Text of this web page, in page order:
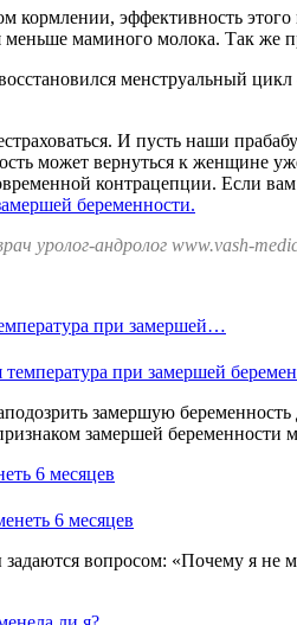
кормлении, эффективность этого
меньше маминого молока. Так же
менструальный цикл
И пусть наши
может вернуться к женщине
контрацепции. Если
беременности.
уролог-андролог www.vash-
при замершей…
замершую
замершей беременности
6 месяцев
вопросом: «Почему я не